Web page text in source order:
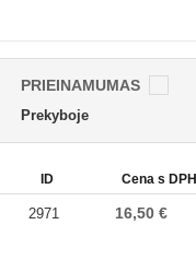
PRIEINAMUMAS
Prekyboje
ID Cena s DPH
2971 16,50 €